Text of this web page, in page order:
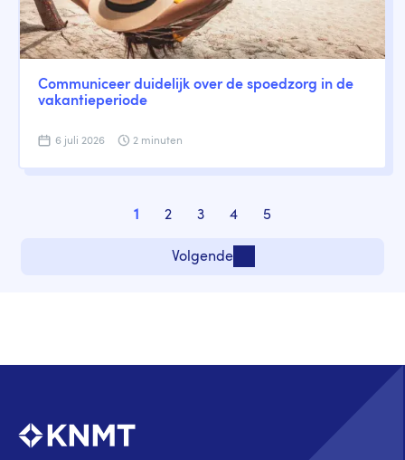
Communiceer duidelijk over de spoedzorg in de
vakantieperiode
6 juli 2026 2 minuten
1
2
3
4
5
Volgende pagina
Volgende